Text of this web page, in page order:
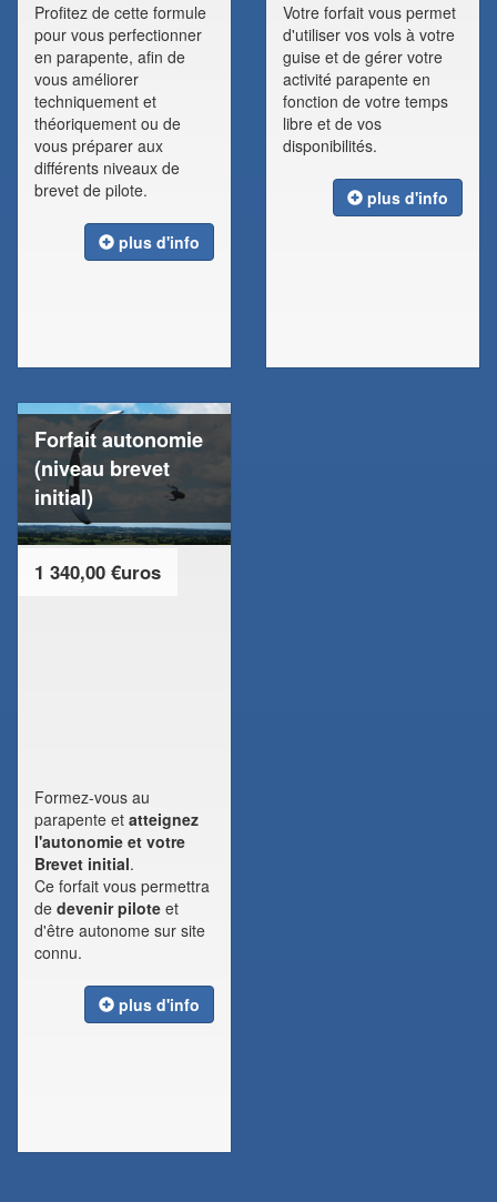
Profitez de cette formule
pour vous perfectionner
en parapente, afin de
vous améliorer
techniquement et
théoriquement ou de
vous préparer aux
différents niveaux de
brevet de pilote.
plus d'info
Votre forfait vous permet
d'utiliser vos vols à votre
guise et de gérer votre
activité parapente en
fonction de votre temps
libre et de vos
disponibilités.
plus d'info
Forfait autonomie
(niveau brevet
initial)
1 340,00 €uros
Formez-vous au
parapente et atteignez
l'autonomie et votre
Brevet initial.
Ce forfait vous permettra
de devenir pilote et
d'être autonome sur site
connu.
plus d'info